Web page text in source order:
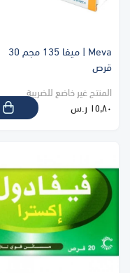
Meva | ميفا 135 مجم 30
قرص
المنتج غير خاضع للضريبة
١٥٫٨٠ ر.س